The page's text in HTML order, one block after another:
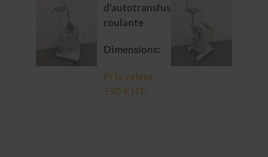
d'autotransfusion
roulante
Dimensions:
Prix valeur
590 € HT.